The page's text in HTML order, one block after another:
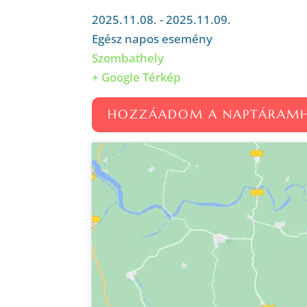
2025.11.08. - 2025.11.09.
Egész napos esemény
Szombathely
+ Google Térkép
HOZZÁADOM A